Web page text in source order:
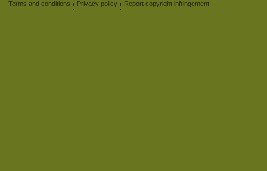
Terms and conditions
Privacy policy Report copyright infringement